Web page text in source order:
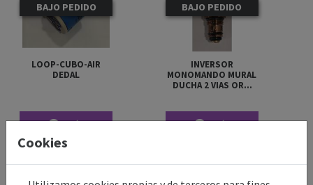
BAJO PEDIDO
LOOP-CUBO-AIR
DEDAL
Más
información
BAJO PEDIDO
INVERSOR
MONOMANDO MURAL
DUCHA 2 VIAS ORO
Más
Cookies